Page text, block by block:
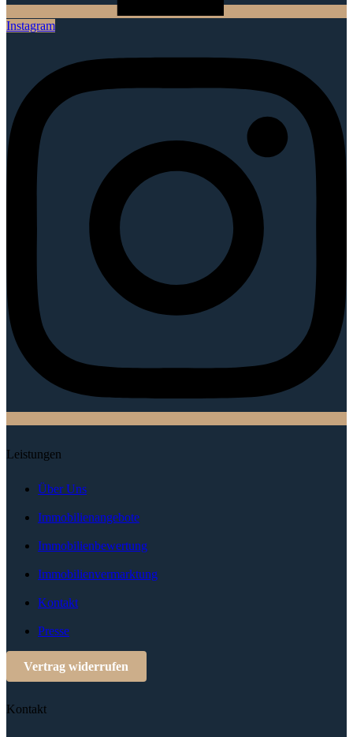
Instagram
Leistungen
Über Uns
Immobilienangebote
Immobilienbewertung
Immobilienvermarktung
Kontakt
Presse
Vertrag widerrufen
Kontakt